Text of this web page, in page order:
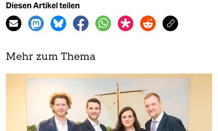
Diesen Artikel teilen
Mehr zum Thema